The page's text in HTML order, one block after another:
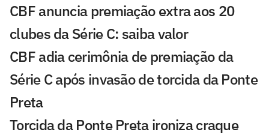
CBF anuncia premiação extra aos 20
clubes da Série C: saiba valor
CBF adia cerimônia de premiação da
Série C após invasão de torcida da Ponte
Preta
Torcida da Ponte Preta ironiza craque